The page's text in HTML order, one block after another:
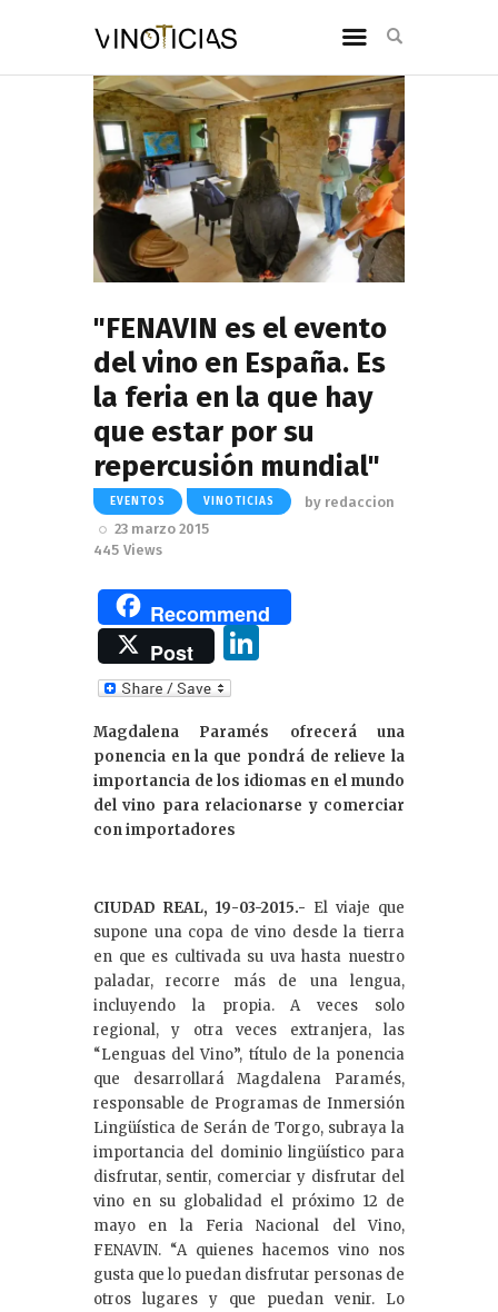
"FENAVIN es el evento
del vino en España. Es
la feria en la que hay
que estar por su
repercusión mundial"
EVENTOS VINOTICIAS by redaccion
23 marzo 2015
445 Views
Recommend
Post
e
dI
n
Magdalena Paramés ofrecerá una
ponencia en la que pondrá de relieve la
importancia de los idiomas en el mundo
del vino para relacionarse y comerciar
con importadores
CIUDAD REAL, 19-03-2015.- El viaje que
supone una copa de vino desde la tierra
en que es cultivada su uva hasta nuestro
paladar, recorre más de una lengua,
incluyendo la propia. A veces solo
regional, y otra veces extranjera, las
“Lenguas del Vino”, título de la ponencia
que desarrollará Magdalena Paramés,
responsable de Programas de Inmersión
Lingüística de Serán de Torgo, subraya la
importancia del dominio lingüístico para
disfrutar, sentir, comerciar y disfrutar del
vino en su globalidad el próximo 12 de
mayo en la Feria Nacional del Vino,
FENAVIN. “A quienes hacemos vino nos
gusta que lo puedan disfrutar personas de
otros lugares y que puedan venir. Lo